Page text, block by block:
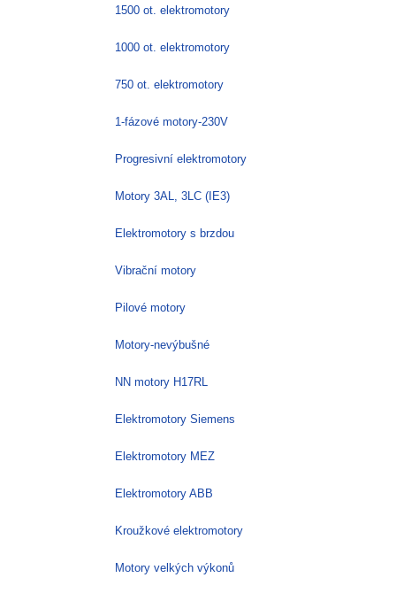
1500 ot. elektromotory
1000 ot. elektromotory
750 ot. elektromotory
1-fázové motory-230V
Progresivní elektromotory
Motory 3AL, 3LC (IE3)
Elektromotory s brzdou
Vibrační motory
Pilové motory
Motory-nevýbušné
NN motory H17RL
Elektromotory Siemens
Elektromotory MEZ
Elektromotory ABB
Kroužkové elektromotory
Motory velkých výkonů